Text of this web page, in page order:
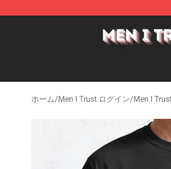
ホーム/Men I Trust ログイン/Men I